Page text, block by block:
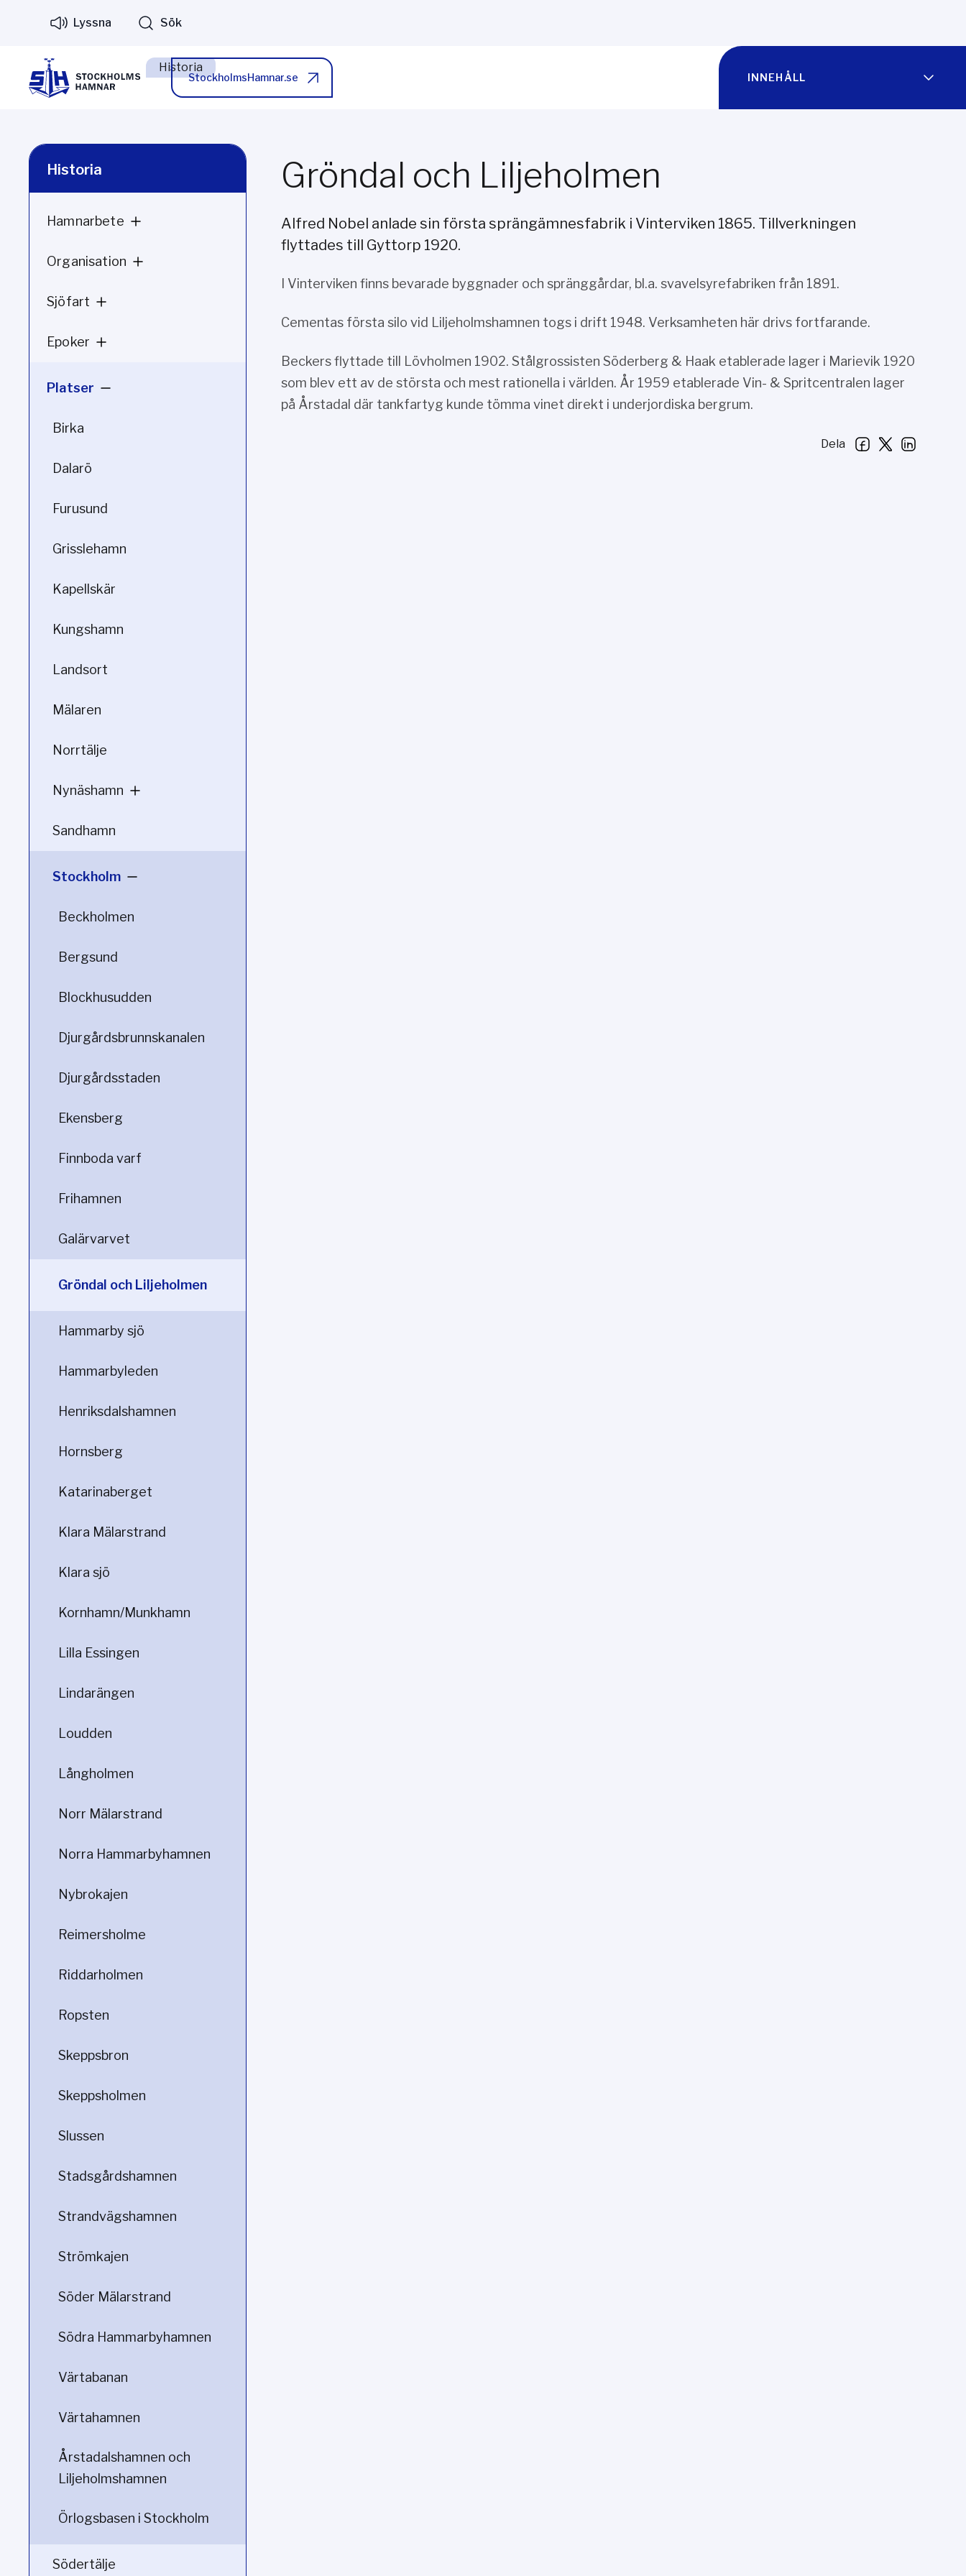
Lyssna Sök
Historia
StockholmsHamnar.se INNEHÅLL
Historia
Hamnarbete
Organisation
Sjöfart
Epoker
Platser
Birka
Dalarö
Furusund
Grisslehamn
Kapellskär
Kungshamn
Landsort
Mälaren
Norrtälje
Nynäshamn
Sandhamn
Stockholm
Beckholmen
Bergsund
Blockhusudden
Djurgårdsbrunnskanalen
Djurgårdsstaden
Ekensberg
Finnboda varf
Frihamnen
Galärvarvet
Gröndal och Liljeholmen
Hammarby sjö
Hammarbyleden
Henriksdalshamnen
Hornsberg
Katarinaberget
Klara Mälarstrand
Klara sjö
Kornhamn/Munkhamn
Lilla Essingen
Lindarängen
Loudden
Långholmen
Norr Mälarstrand
Norra Hammarbyhamnen
Nybrokajen
Reimersholme
Riddarholmen
Ropsten
Skeppsbron
Skeppsholmen
Slussen
Stadsgårdshamnen
Strandvägshamnen
Strömkajen
Söder Mälarstrand
Södra Hammarbyhamnen
Värtabanan
Värtahamnen
Årstadalshamnen och
Liljeholmshamnen
Örlogsbasen i Stockholm
Södertälje
Gröndal och Liljeholmen
Alfred Nobel anlade sin första sprängämnesfabrik i Vinterviken 1865. Tillverkningen
flyttades till Gyttorp 1920.
I Vinterviken finns bevarade byggnader och spränggårdar, bl.a. svavelsyrefabriken från 1891.
Cementas första silo vid Liljeholmshamnen togs i drift 1948. Verksamheten här drivs fortfarande.
Beckers flyttade till Lövholmen 1902. Stålgrossisten Söderberg & Haak etablerade lager i Marievik 1920
som blev ett av de största och mest rationella i världen. År 1959 etablerade Vin- & Spritcentralen lager
på Årstadal där tankfartyg kunde tömma vinet direkt i underjordiska bergrum.
Dela